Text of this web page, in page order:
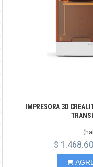
IMPRESORA 3D
(
$